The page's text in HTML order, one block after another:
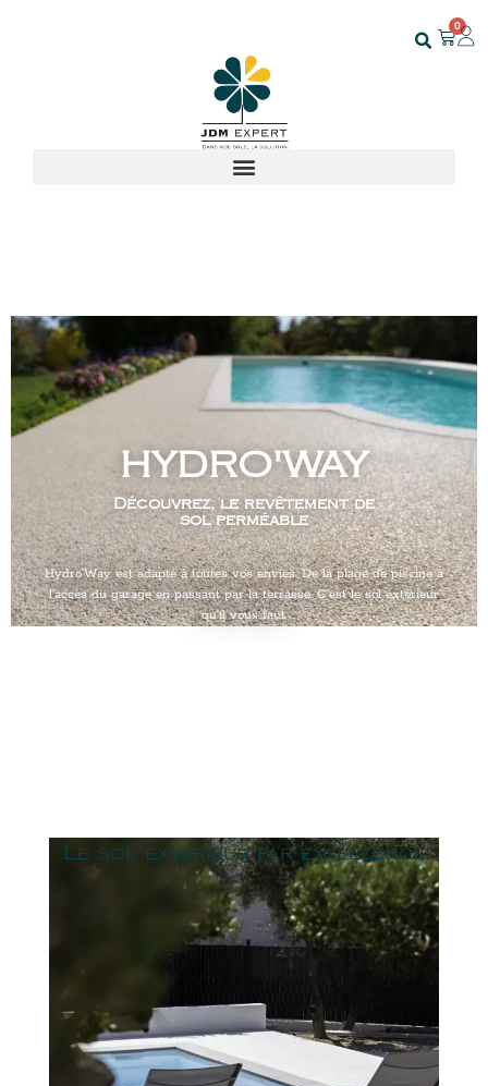
0
HYDRO'WAY
Découvrez, le revêtement de
sol perméable
Hydro’Way est adapté à toutes vos envies. De la plage de piscine à
l’accès du garage en passant par la terrasse. C’est le sol extérieur
qu’il vous faut.
Le sol extérieur par excellence